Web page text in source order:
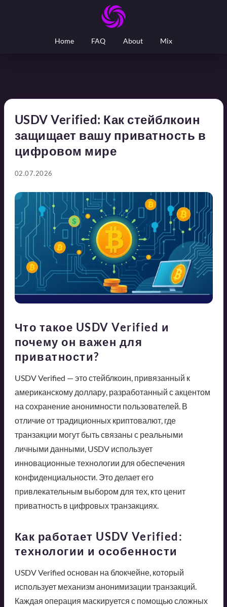
Home FAQ About Mix
USDV Verified: Как стейблкоин
защищает вашу приватность в
цифровом мире
02.07.2026
Что такое USDV Verified и
почему он важен для
приватности?
USDV Verified — это стейблкоин, привязанный к
американскому доллару, разработанный с акцентом
на сохранение анонимности пользователей. В
отличие от традиционных криптовалют, где
транзакции могут быть связаны с реальными
личными данными, USDV использует
инновационные технологии для обеспечения
конфиденциальности. Это делает его
привлекательным выбором для тех, кто ценит
приватность в цифровых транзакциях.
Как работает USDV Verified:
технологии и особенности
USDV Verified основан на блокчейне, который
использует механизм анонимизации транзакций.
Каждая операция маскируется с помощью сложных